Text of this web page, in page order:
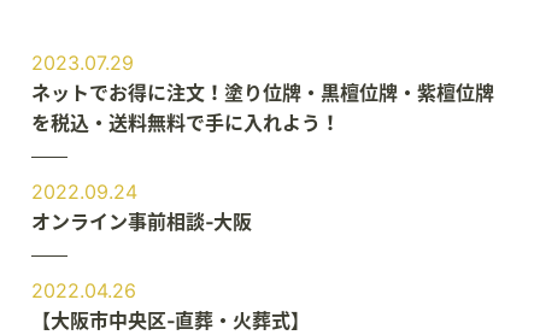
2023.07.29
ネットでお得に注文！塗り位牌・黒檀位牌・紫檀位牌
を税込・送料無料で手に入れよう！
2022.09.24
オンライン事前相談‐大阪
2022.04.26
【大阪市中央区‐直葬・火葬式】